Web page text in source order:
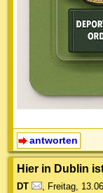
antworten
Hier in Dublin
DT Freitag,